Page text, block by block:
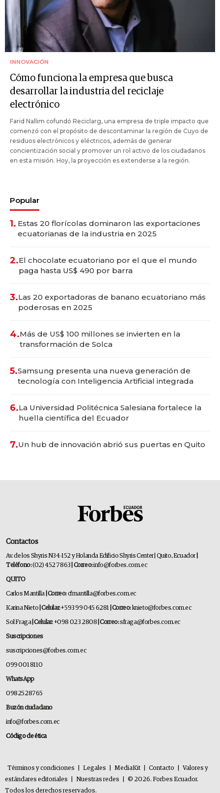
INNOVACIÓN
Cómo funciona la empresa que busca
desarrollar la industria del reciclaje
electrónico
Farid Nallim cofundó Reciclarg, una empresa de triple impacto que
comenzó con el propósito de descontaminar la región de Cuyo de
residuos electrónicos y eléctricos, además de generar
concientización social y promover un rol activo de los ciudadanos
en esta misión. Hoy, la proyección es extenderse a la región.
Popular
1. Estas 20 florícolas dominaron las exportaciones
ecuatorianas de la industria en 2025
2.El chocolate ecuatoriano por el que el mundo
paga hasta US$ 490 por barra
3.Las 20 exportadoras de banano ecuatoriano más
poderosas en 2025
4.Más de US$ 100 millones se invierten en la
transformación de Solca
5.Samsung presenta una nueva generación de
tecnología con Inteligencia Artificial integrada
6.La Universidad Politécnica Salesiana fortalece la
huella científica del Ecuador
7.Un hub de innovación abrió sus puertas en Quito
Contactos
Av. de los Shyris N34-152 y Holanda Edificio Shyris Center | Quito, Ecuador
Teléfono:(02) 452 7863 | Correo:info@forbes.com.ec
QUITO
Carlos Mantilla | Correo:cfmantilla@forbes.com.ec
Karina Nieto | Celular:+593 99 045 6281 | Correo:knieto@forbes.com.ec
Sol Fraga| Celular:+098 023 2808 | Correo:sfraga@forbes.com.ec
Suscripciones
suscripciones@forbes.com.ec
099 001 8110
WhatsApp
0982528765
Buzón ciudadano
info@forbes.com.ec
Código de ética
Términos y condiciones Legales MediaKit Contacto
Valores y
estándares editoriales
Nuestras redes
© 2026. Forbes Ecuador.
Todos los derechos reservados.